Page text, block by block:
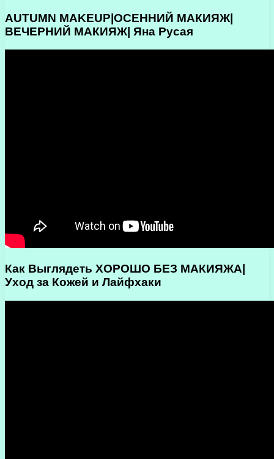
AUTUMN MAKEUP|ОСЕННИЙ МАКИЯЖ|
ВЕЧЕРНИЙ МАКИЯЖ| Яна Русая
Как Выглядеть ХОРОШО БЕЗ МАКИЯЖА|
Уход за Кожей и Лайфхаки